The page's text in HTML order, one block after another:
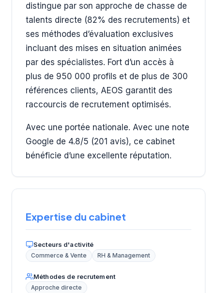
distingue par son approche de chasse de
talents directe (82% des recrutements) et
ses méthodes d’évaluation exclusives
incluant des mises en situation animées
par des spécialistes. Fort d’un accès à
plus de 950 000 profils et de plus de 300
références clients, AEOS garantit des
raccourcis de recrutement optimisés.
Avec une portée nationale. Avec une note
Google de 4.8/5 (201 avis), ce cabinet
bénéficie d’une excellente réputation.
Expertise du cabinet
Secteurs d'activité
Commerce & Vente RH & Management
Méthodes de recrutement
Approche directe